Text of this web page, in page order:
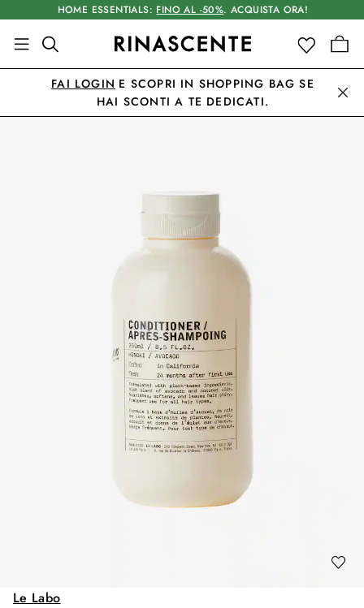
HOME ESSENTIALS: FINO AL -50%. ACQUISTA ORA!
FAI LOGIN E SCOPRI IN SHOPPING BAG SE
HAI SCONTI A TE DEDICATI.
Le Labo